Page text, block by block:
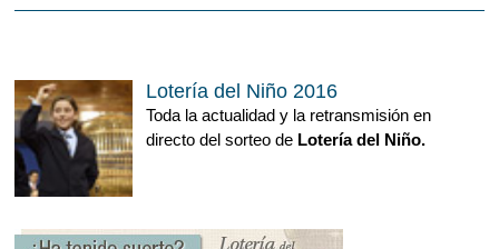
Lotería del Niño 2016
Toda la actualidad y la retransmisión en
directo del sorteo de Lotería del Niño.